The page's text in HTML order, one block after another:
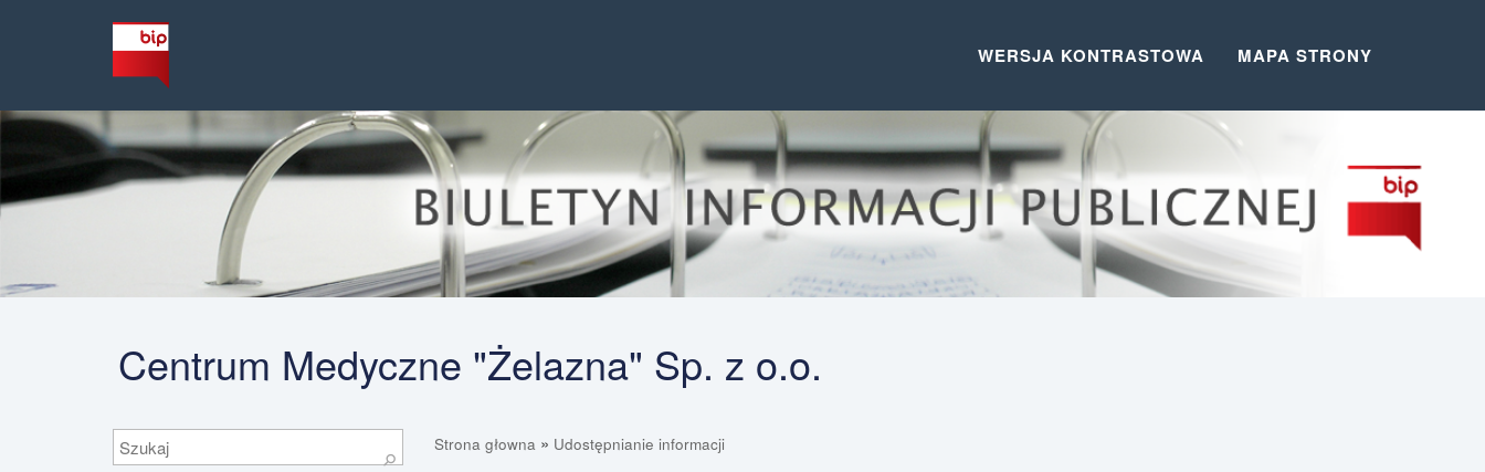
WERSJA KONTRASTOWA MAPA STRONY
Centrum Medyczne "Żelazna" Sp. z o.o.
Szukaj
⚲
Strona głowna » Udostępnianie informacji